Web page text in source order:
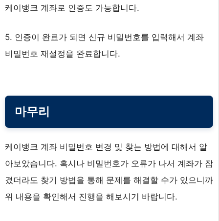
케이뱅크 계좌로 인증도 가능합니다.
5. 인증이 완료가 되면 신규 비밀번호를 입력해서 계좌
비밀번호 재설정을 완료합니다.
마무리
케이뱅크 계좌 비밀번호 변경 및 찾는 방법에 대해서 알
아보았습니다. 혹시나 비밀번호가 오류가 나서 계좌가 잠
겼더라도 찾기 방법을 통해 문제를 해결할 수가 있으니까
위 내용을 확인해서 진행을 해보시기 바랍니다.